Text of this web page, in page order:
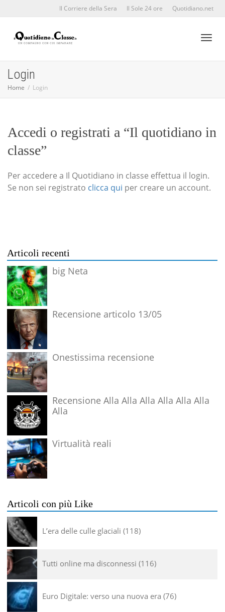
Il Corriere della Sera Il Sole 24 ore Quotidiano.net
Login
Home Login
Accedi o registrati a “Il quotidiano in
classe”
Per accedere a Il Quotidiano in classe effettua il login.
Se non sei registrato clicca qui per creare un account.
Articoli recenti
big Neta
Recensione articolo 13/05
Onestissima recensione
Recensione Alla Alla Alla Alla Alla Alla
Alla
Virtualità reali
Articoli con più Like
L’era delle culle glaciali 118
Tutti online ma disconnessi 116
Euro Digitale: verso una nuova era 76